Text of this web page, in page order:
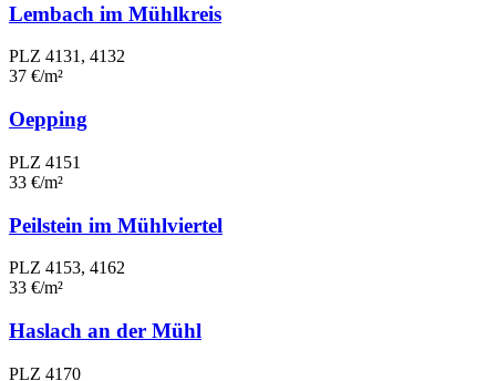
Lembach im Mühlkreis
PLZ 4131, 4132
37 €/m²
Oepping
PLZ 4151
33 €/m²
Peilstein im Mühlviertel
PLZ 4153, 4162
33 €/m²
Haslach an der Mühl
PLZ 4170